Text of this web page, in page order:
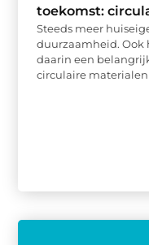
toekomst:
Steeds meer
duurzaamheid. Ook
daarin een
circulaire